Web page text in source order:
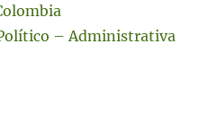
– Administrativa